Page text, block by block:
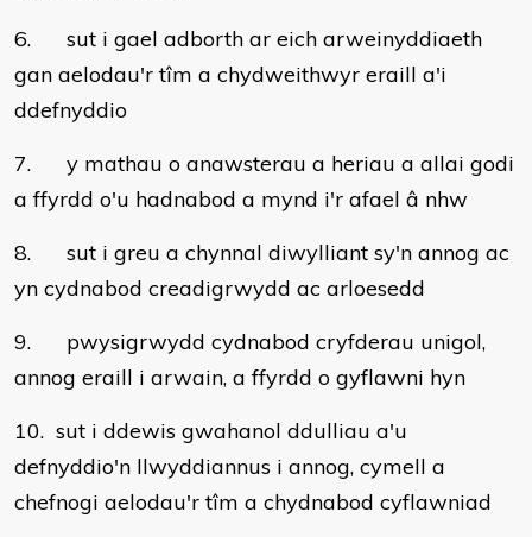
6. sut i gael adborth ar eich arweinyddiaeth
gan aelodau'r tîm a chydweithwyr eraill a'i
ddefnyddio
7. y mathau o anawsterau a heriau a allai godi
a ffyrdd o'u hadnabod a mynd i'r afael â nhw
8. sut i greu a chynnal diwylliant sy'n annog ac
yn cydnabod creadigrwydd ac arloesedd
9. pwysigrwydd cydnabod cryfderau unigol,
annog eraill i arwain, a ffyrdd o gyflawni hyn
10. sut i ddewis gwahanol ddulliau a'u
defnyddio'n llwyddiannus i annog, cymell a
chefnogi aelodau'r tîm a chydnabod cyflawniad